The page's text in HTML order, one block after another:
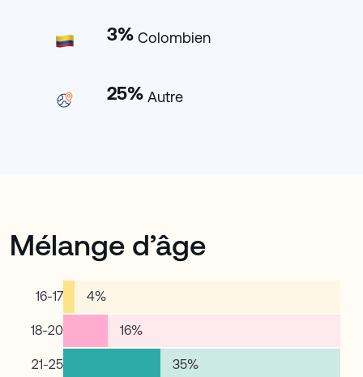
3% Colombien
25% Autre
Mélange d’âge
16-17 4%
18-20 16%
21-25 35%